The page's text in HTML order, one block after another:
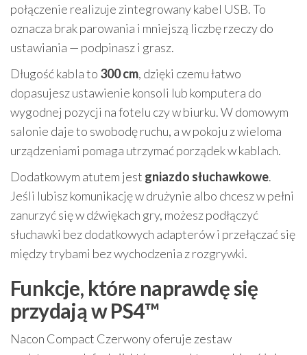
połączenie realizuje zintegrowany kabel USB. To
oznacza brak parowania i mniejszą liczbę rzeczy do
ustawiania — podpinasz i grasz.
Długość kabla to 300 cm, dzięki czemu łatwo
dopasujesz ustawienie konsoli lub komputera do
wygodnej pozycji na fotelu czy w biurku. W domowym
salonie daje to swobodę ruchu, a w pokoju z wieloma
urządzeniami pomaga utrzymać porządek w kablach.
Dodatkowym atutem jest gniazdo słuchawkowe.
Jeśli lubisz komunikację w drużynie albo chcesz w pełni
zanurzyć się w dźwiękach gry, możesz podłączyć
słuchawki bez dodatkowych adapterów i przełączać się
między trybami bez wychodzenia z rozgrywki.
Funkcje, które naprawdę się
przydają w PS4™
Nacon Compact Czerwony oferuje zestaw